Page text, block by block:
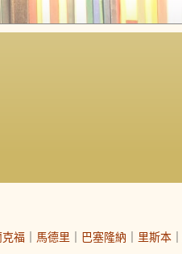
克福 ｜ 馬德里 ｜ 巴塞隆納 ｜ 里斯本 ｜